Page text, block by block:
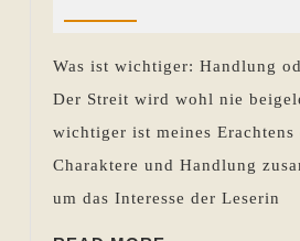
Was ist wichtiger: Handlung
Der Streit wird wohl nie
wichtiger ist meines Erachtens
Charaktere und Handlung
um das Interesse der Leserin